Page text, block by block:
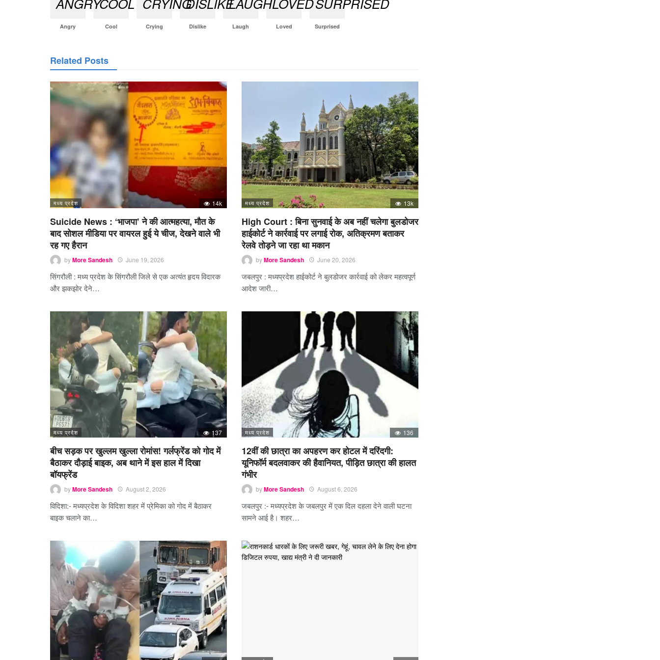
Angry Cool Crying Dislike Laugh Loved Surprised
Related Posts
मध्य प्रदेश 14k
Suicide News : ‘भाजपा’ ने की आत्महत्या, मौत के
बाद सोशल मीडिया पर वायरल हुई ये चीज, देखने वाले भी
रह गए हैरान
byMore Sandesh June 19, 2026
सिंगरौली : मध्य प्रदेश के सिंगरौली जिले से एक अत्यंत हृदय विदारक
और झकझोर देने…
मध्य प्रदेश 13k
High Court : बिना सुनवाई के अब नहीं चलेगा बुलडोजर
हाईकोर्ट ने कार्रवाई पर लगाई रोक, अतिक्रमण बताकर
रेलवे तोड़ने जा रहा था मकान
byMore Sandesh June 20, 2026
जबलपुर : मध्यप्रदेश हाईकोर्ट ने बुलडोजर कार्रवाई को लेकर महत्वपूर्ण
आदेश जारी…
मध्य प्रदेश 137
बीच सड़क पर खुल्लम खुल्ला रोमांस! गर्लफ्रेंड को गोद में
बैठाकर दौड़ाई बाइक, अब थाने में इस हाल में दिखा
बॉयफ्रेंड
byMore Sandesh August 2, 2026
विदिशा:- मध्यप्रदेश के विदिशा शहर में प्रेमिका को गोद में बैठाकर
बाइक चलाने का…
मध्य प्रदेश 136
12वीं की छात्रा का अपहरण कर होटल में दरिंदगी:
यूनिफॉर्म बदलवाकर की हैवानियत, पीड़ित छात्रा की हालत
गंभीर
byMore Sandesh August 6, 2026
जबलपुर :- मध्यप्रदेश के जबलपुर में एक दिल दहला देने वाली घटना
सामने आई है। शहर…